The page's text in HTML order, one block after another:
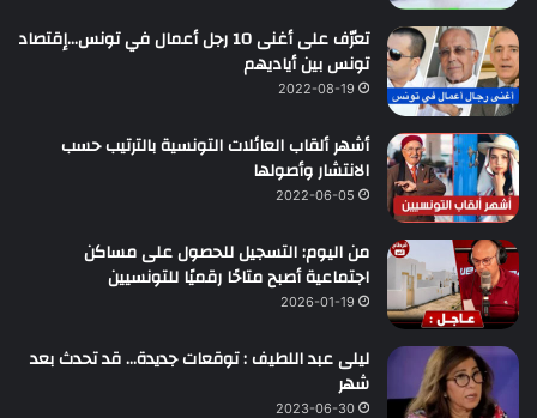
تعرّف على أغنى 10 رجل أعمال في تونس…إقتصاد
تونس بين أياديهم
2022-08-19
أشهر ألقاب العائلات التونسية بالترتيب حسب
الانتشار وأصولها
2022-06-05
من اليوم: التسجيل للحصول على مساكن
اجتماعية أصبح متاحًا رقميًا للتونسيين
2026-01-19
ليلى عبد اللطيف : توقعات جديدة… قد تحدث بعد
شهر
2023-06-30